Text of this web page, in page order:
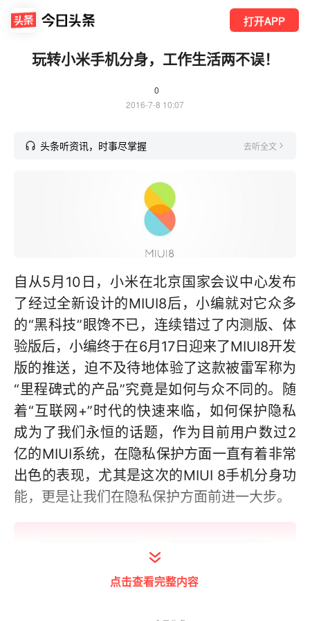
打开APP
玩转小米手机分身，工作生活两不误！
0
2016-7-8 10:07
头条听资讯，时事尽掌握 去听全文
自从5月10日，小米在北京国家会议中心发布
了经过全新设计的MIUI8后，小编就对它众多
的“黑科技”眼馋不已，连续错过了内测版、体
验版后，小编终于在6月17日迎来了MIUI8开发
版的推送，迫不及待地体验了这款被雷军称为
“里程碑式的产品”究竟是如何与众不同的。随
着“互联网+”时代的快速来临，如何保护隐私
成为了我们永恒的话题，作为目前用户数过2
亿的MIUI系统，在隐私保护方面一直有着非常
出色的表现，尤其是这次的MIUI 8手机分身功
能，更是让我们在隐私保护方面前进一大步。
点击查看完整内容